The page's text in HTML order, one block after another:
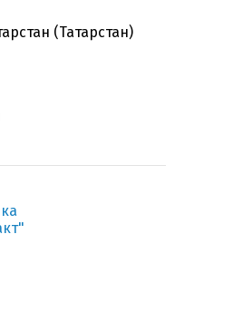
(Татарстан)